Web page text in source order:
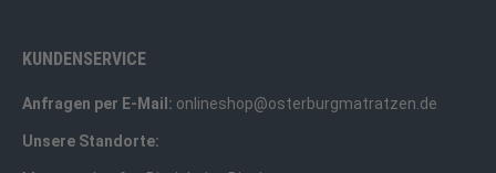
können
KUNDENSERVICE
Anfragen per E-Mail: onlineshop@osterburgmatratzen.de
Unsere Standorte: